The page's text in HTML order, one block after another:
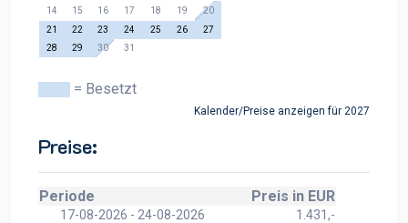
14
15 16 17 18 19
20
21
22 23 24 25 26
27
28
29 30 31
= Besetzt
Kalender/Preise anzeigen für 2027
Preise:
Periode Preis in EUR
17-08-2026 - 24-08-2026
1.431,-